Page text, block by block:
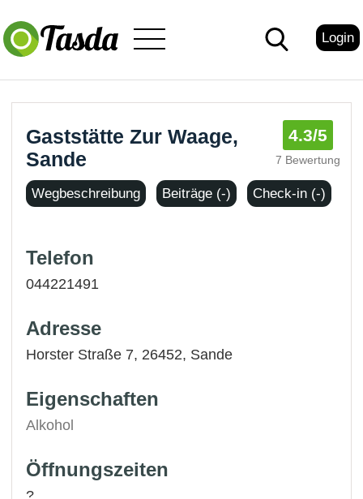
Login
Gaststätte Zur Waage,
Sande
4.3/5
7 Bewertung
Wegbeschreibung Beiträge (-) Check-in (-)
Telefon
044221491
Adresse
Horster Straße 7, 26452, Sande
Eigenschaften
Alkohol
Öffnungszeiten
?